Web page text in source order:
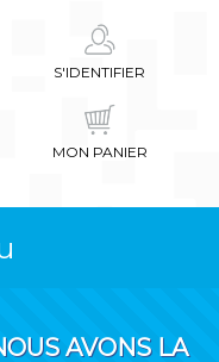
S'IDENTIFIER
MON PANIER
AVONS LA